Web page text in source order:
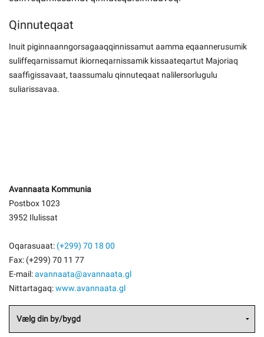
Qinnuteqaat
Inuit piginnaanngorsagaaqqinnissamut aamma eqaannerusumik
suliffeqarnissamut ikiorneqarnissamik kissaateqartut Majoriaq
saaffigissavaat, taassumalu qinnuteqaat nalilersorlugulu
suliarissavaa.
Avannaata Kommunia
Postbox 1023
3952 Ilulissat
Oqarasuaat: (+299) 70 18 00
Fax: (+299) 70 11 77
E-mail:avannaata@avannaata.gl
Nittartagaq:www.avannaata.gl